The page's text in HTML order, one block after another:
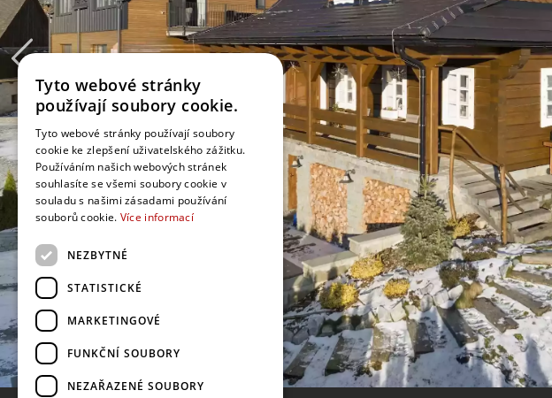
Tyto webové stránky
používají soubory cookie.
Tyto webové stránky používají soubory
cookie ke zlepšení uživatelského zážitku.
Používáním našich webových stránek
souhlasíte se všemi soubory cookie v
souladu s našimi zásadami používání
souborů cookie. Více informací
NEZBYTNÉ
STATISTICKÉ
MARKETINGOVÉ
FUNKČNÍ SOUBORY
NEZAŘAZENÉ SOUBORY